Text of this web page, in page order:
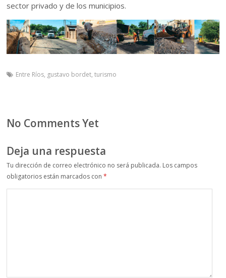
sector privado y de los municipios.
Entre Ríos, gustavo bordet,turismo
No Comments Yet
Deja una respuesta
Tu dirección de correo electrónico no será publicada. Los campos
obligatorios están marcados con*